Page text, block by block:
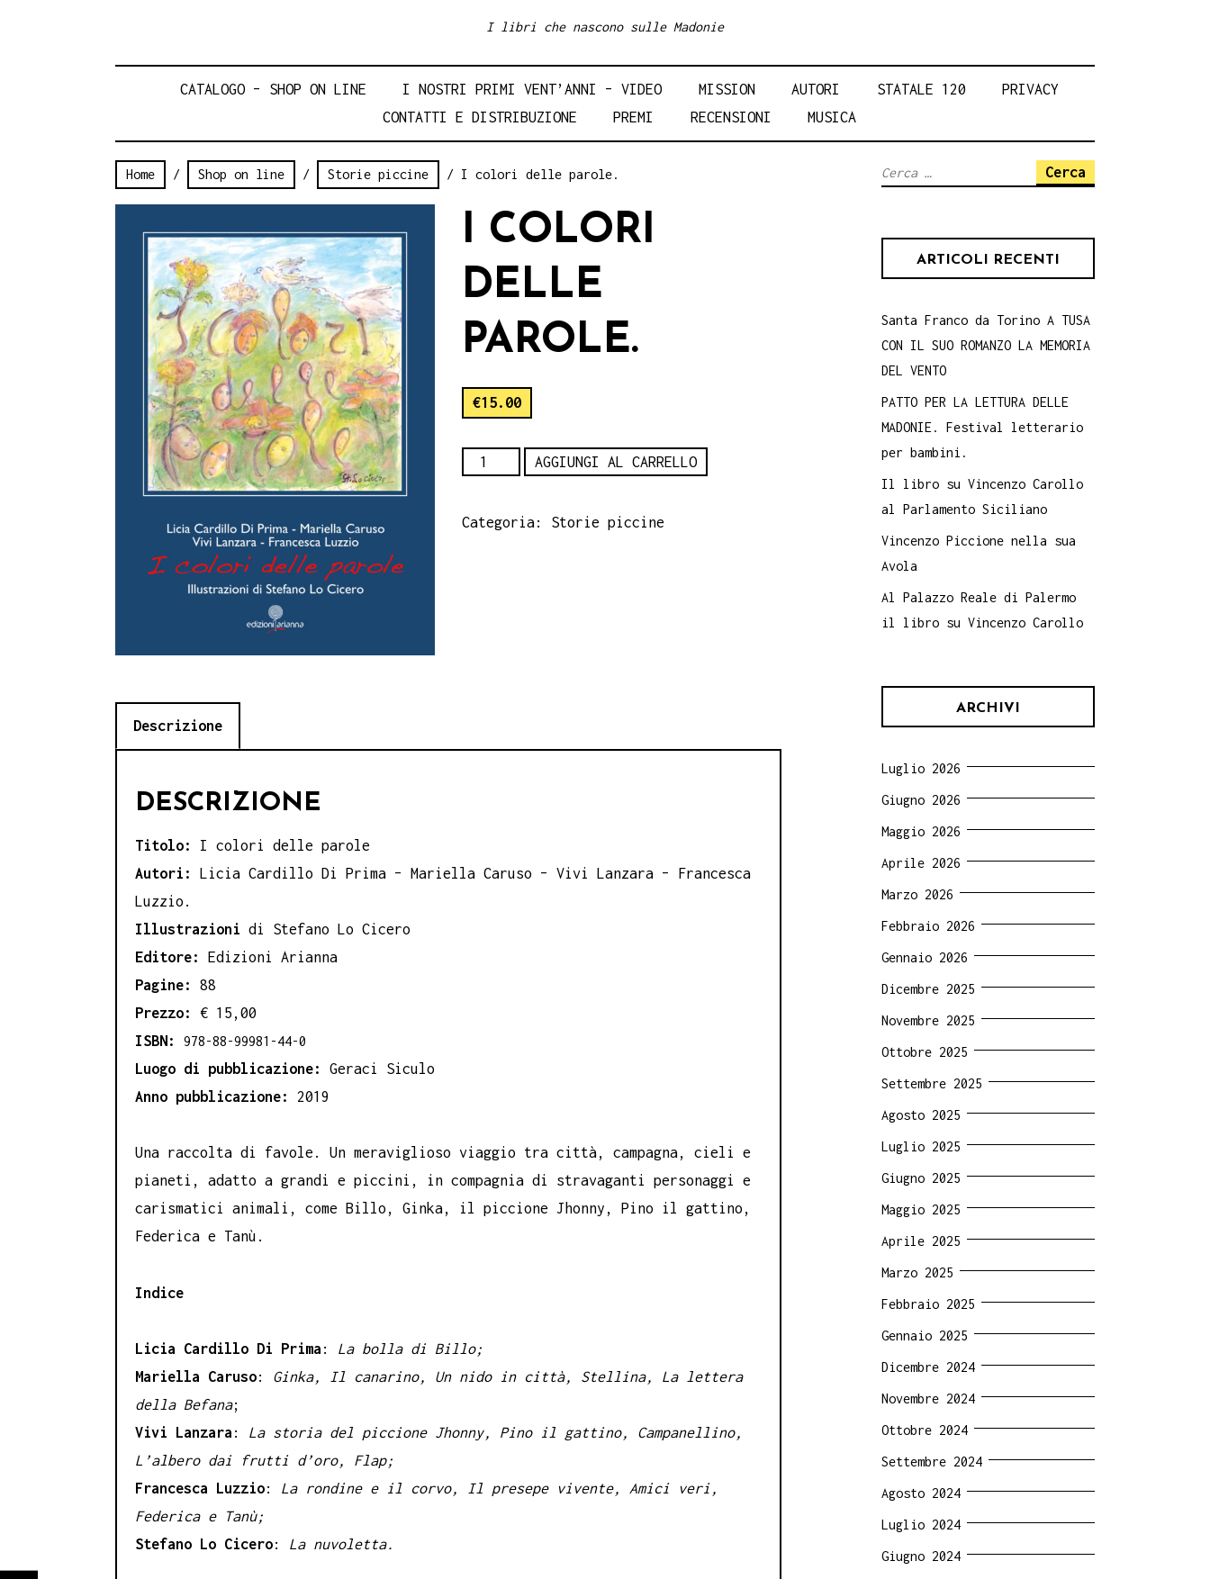
I libri che nascono sulle Madonie
CATALOGO – SHOP ON LINE I NOSTRI PRIMI VENT’ANNI – VIDEO MISSION AUTORI STATALE 120
PRIVACY
CONTATTI E DISTRIBUZIONE
PREMI RECENSIONI MUSICA
Home / Shop on line / Storie piccine / I colori delle parole.
I COLORI
DELLE
PAROLE.
€15.00
delle
AGGIUNGI AL CARRELLO
Categoria: Storie piccine
Descrizione
DESCRIZIONE
Titolo: I colori delle parole
Autori: Licia Cardillo Di Prima – Mariella Caruso – Vivi Lanzara – Francesca
Luzzio.
Illustrazioni di Stefano Lo Cicero
Editore: Edizioni Arianna
Pagine:
88
Prezzo: € 15,00
ISBN: 978-88-99981-44-0
Luogo di pubblicazione: Geraci Siculo
Anno pubblicazione: 2019
Una raccolta di favole. Un meraviglioso viaggio tra città, campagna, cieli e
pianeti, adatto a grandi e piccini, in compagnia di stravaganti personaggi e
carismatici animali, come Billo, Ginka, il piccione Jhonny, Pino il gattino,
Federica e Tanù.
Indice
Licia Cardillo Di Prima : La bolla di Billo;
Mariella Caruso: Ginka, Il canarino, Un nido in città, Stellina, La lettera
della Befana;
Vivi Lanzara : La storia del piccione Jhonny, Pino il gattino, Campanellino,
L’albero dai frutti d’oro, Flap;
Francesca Luzzio: La rondine e il corvo, Il presepe vivente, Amici veri,
Federica e Tanù;
Stefano Lo Cicero: La nuvoletta.
Ricerca
ARTICOLI RECENTI
Santa Franco da Torino A TUSA
CON IL SUO ROMANZO LA MEMORIA
DEL VENTO
PATTO PER LA LETTURA DELLE
MADONIE. Festival letterario
per bambini.
Il libro su Vincenzo Carollo
al Parlamento Siciliano
Vincenzo Piccione nella sua
Avola
Al Palazzo Reale di Palermo
il libro su Vincenzo Carollo
ARCHIVI
Luglio 2026
Giugno 2026
Maggio 2026
Aprile 2026
Marzo 2026
Febbraio 2026
Gennaio 2026
Dicembre 2025
Novembre 2025
Ottobre 2025
Settembre 2025
Agosto 2025
Luglio 2025
Giugno 2025
Maggio 2025
Aprile 2025
Marzo 2025
Febbraio 2025
Gennaio 2025
Dicembre 2024
Novembre 2024
Ottobre 2024
Settembre 2024
Agosto 2024
Luglio 2024
Giugno 2024